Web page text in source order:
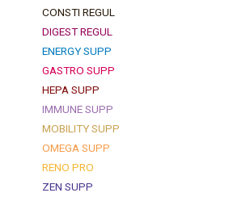
CONSTI REGUL
DIGEST REGUL
ENERGY SUPP
GASTRO SUPP
HEPA SUPP
IMMUNE SUPP
MOBILITY SUPP
OMEGA SUPP
RENO PRO
ZEN SUPP